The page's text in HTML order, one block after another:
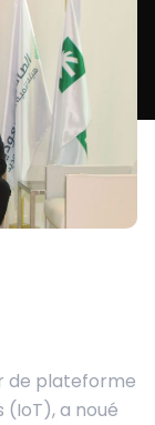
de plateforme
(IoT), a noué